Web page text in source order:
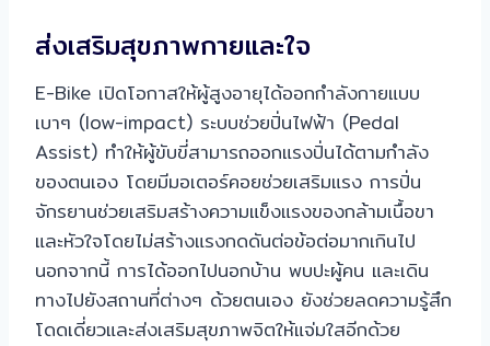
ส่งเสริมสุขภาพกายและใจ
E-Bike เปิดโอกาสให้ผู้สูงอายุได้ออกกำลังกายแบบ
เบาๆ (low-impact) ระบบช่วยปั่นไฟฟ้า (Pedal
Assist) ทำให้ผู้ขับขี่สามารถออกแรงปั่นได้ตามกำลัง
ของตนเอง โดยมีมอเตอร์คอยช่วยเสริมแรง การปั่น
จักรยานช่วยเสริมสร้างความแข็งแรงของกล้ามเนื้อขา
และหัวใจโดยไม่สร้างแรงกดดันต่อข้อต่อมากเกินไป
นอกจากนี้ การได้ออกไปนอกบ้าน พบปะผู้คน และเดิน
ทางไปยังสถานที่ต่างๆ ด้วยตนเอง ยังช่วยลดความรู้สึก
โดดเดี่ยวและส่งเสริมสุขภาพจิตให้แจ่มใสอีกด้วย